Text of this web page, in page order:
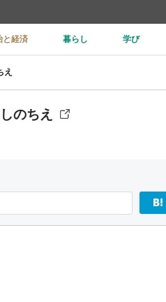
と経済 暮らし 学び
え
のちえ